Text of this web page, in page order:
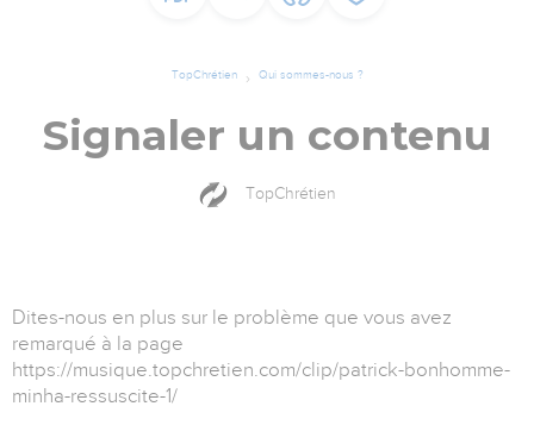
TopChrétien Qui sommes-nous ?
Signaler un contenu
TopChrétien
Dites-nous en plus sur le problème que vous avez
remarqué à la page
https://musique.topchretien.com/clip/patrick-bonhomme-
minha-ressuscite-1/